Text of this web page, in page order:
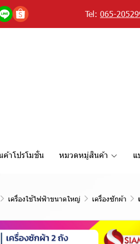
Tel: 065-
ค้าโปรโมชั่น หมวดหมู่สินค้า แ
เครื่องใช้ไฟฟ้าขนาดใหญ่ เครื่องซักผ้า